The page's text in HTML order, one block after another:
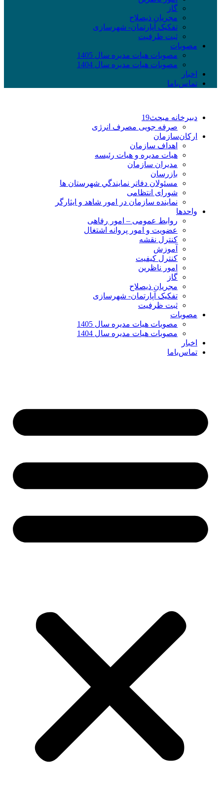
گاز
مجریان ذیصلاح
تفکیک آپارتمان- شهرسازی
ثبت ظرفیت
مصوبات
مصوبات هیات مدیره سال 1405
مصوبات هیات مدیره سال 1404
اخبار
تماس‌با‌ما
دبیرخانه مبحث19
صرفه جویی مصرف انرژی
ارکان‌سازمان
اهداف سازمان
هیات مدیره و هیات رئیسه
مدیران سازمان
بازرسان
مسئولان دفاتر نمايندگي شهرستان ها
شورای انتظامی
نماينده سازمان در امور شاهد و ايثارگر
واحدها
روابط عمومی – امور رفاهی
عضویت و امور پروانه اشتغال
کنترل نقشه
آموزش
کنترل کیفیت
امور ناظرین
گاز
مجریان ذیصلاح
تفکیک آپارتمان- شهرسازی
ثبت ظرفیت
مصوبات
مصوبات هیات مدیره سال 1405
مصوبات هیات مدیره سال 1404
اخبار
تماس‌با‌ما